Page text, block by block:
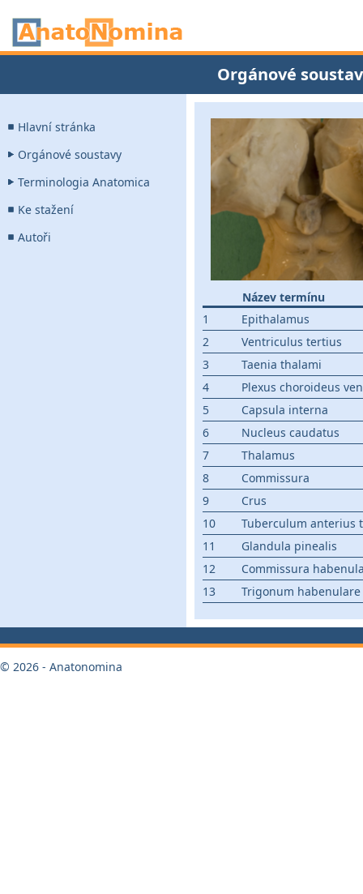
Orgánové
Hlavní stránka
Orgánové soustavy
Terminologia Anatomica
Ke stažení
Autoři
Název termínu
1
Epithalamus
2
Ventriculus tertius
3
Taenia thalami
4
Plexus choroideus
5
Capsula interna
6
Nucleus caudatus
7
Thalamus
8
Commissura
9
Crus
10
Tuberculum anterius
11
Glandula pinealis
12
Commissura
13
Trigonum habenulare
© 2026 - Anatonomina